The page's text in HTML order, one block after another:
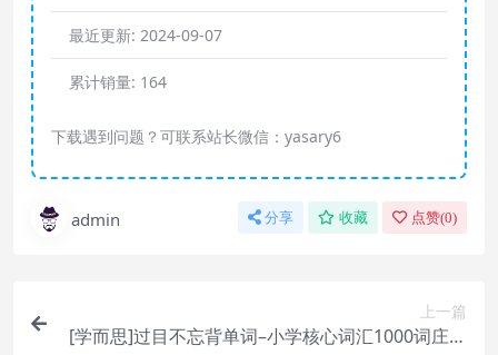
最近更新: 2024-09-07
累计销量: 164
下载遇到问题？可联系站长微信：yasary6
admin 分享 收藏 点赞(0)
上一篇
[学而思]过目不忘背单词–小学核心词汇1000词庄海